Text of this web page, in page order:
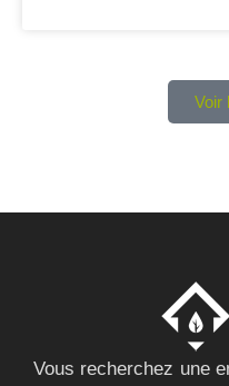
Voir
Vous recherchez une